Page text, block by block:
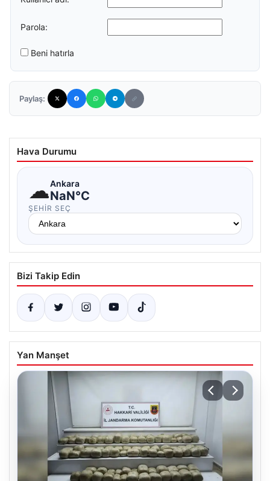
Parola:
Beni hatırla
Paylaş:
Hava Durumu
☁Ankara
NaN°C
ŞEHIR SEÇ
Bizi Takip Edin
Yan Manşet